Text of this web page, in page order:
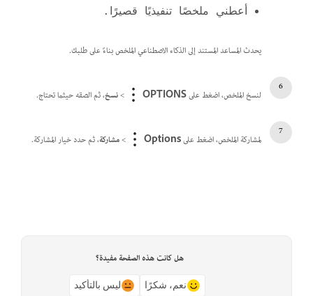
أعطني ملخصًا تنفيذيًا قصيرًا.
يحدث المساعد المستند إلى الذكاء الاصطناعي الملخص بناءً على طلبك.
لنسخ الملخص، اضغط علىOPTIONS
>نسخ، ثم الصقه حيثما تحتاج.
لمشاركة الملخص، اضغط علىOptions
>مشاركة، ثم حدد خيار المشاركة.
هل كانت هذه الصفحة مفيدة؟
نعم، شكرًا ليس بالتأكيد